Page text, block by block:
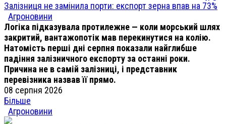
Залізниця не замінила порти: експорт зерна впав на 73%
Агроновини
Логіка підказувала протилежне — коли морський шлях
закритий, вантажопотік мав перекинутися на колію.
Натомість перші дні серпня показали найглибше
падіння залізничного експорту за останні роки.
Причина не в самій залізниці, і представник
перевізника назвав її прямо.
08 серпня 2026
Більше
Агроновини